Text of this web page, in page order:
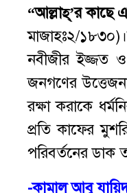
“আল্লাহ্‌’র কাছে
মাজাহঃ২/
নবীজীর ইজ্জত
জনগণের
রক্ষা করাকে
প্রতি কাফের
পরিবর্তনের ডাক
-কামাল আবু